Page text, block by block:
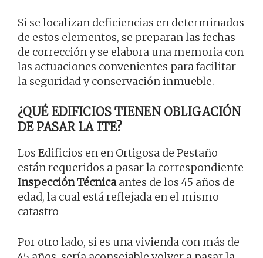
Si se localizan deficiencias en determinados
de estos elementos, se preparan las fechas
de corrección y se elabora una memoria con
las actuaciones convenientes para facilitar
la seguridad y conservación inmueble.
¿QUÉ EDIFICIOS TIENEN OBLIGACIÓN
DE PASAR LA ITE?
Los Edificios en en Ortigosa de Pestaño
están requeridos a pasar la correspondiente
Inspección Técnicaantes de los 45 años de
edad, la cual está reflejada en el mismo
catastro
Por otro lado, si es una vivienda con más de